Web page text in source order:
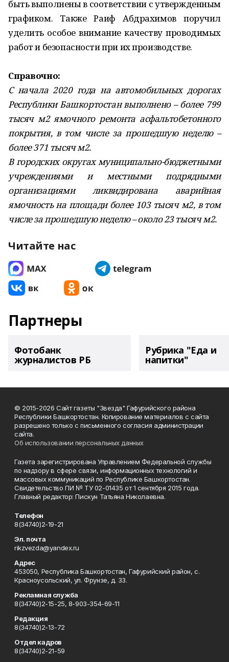
быть выполнены в соответствии с утвержденным
графиком. Также Раиф Абдрахимов поручил
уделить особое внимание качеству проводимых
работ и безопасности при их производстве.
Справочно:
С начала 2020 года на автомобильных дорогах
Республики Башкортостан выполнено – более 799
тысяч м2 ямочного ремонта асфальтобетонного
покрытия, в том числе за прошедшую неделю –
более 371 тысяч м2.
В городских округах муниципально-бюджетными
учреждениями и местными подрядными
организациями ликвидирована аварийная
ямочность на площади более 103 тысяч м2, в том
числе за прошедшую неделю – около 23 тысяч м2.
Читайте нас
Партнеры
Фотобанк
журналистов РБ
Рубрика "Еда и
напитки"
© 2015-2026 Сайт газеты "Звезда" Гафурийского района
Республики Башкортостан. Копирование материалов с сайта
разрешено только с письменного согласия администрации
сайта.
Об использовании персональных данных
Газета зарегистрирована Управлением Федеральной службы
по надзору в сфере связи, информационных технологий и
массовых коммуникаций по Республике Башкортостан.
Свидетельство ПИ № ТУ 02-01435 от 1 сентября 2015 года.
Главный редактор: Пискун Татьяна Николаевна.
Телефон
8(34740)2-19-21
Эл. почта
rikzvezda@yandex.ru
Адрес
453050, Республика Башкортостан, Гафурийский район, с.
Красноусольский, ул. Фрунзе, д. 33.
Рекламная служба
8(34740)2-15-25, 8-903-354-69-11
Редакция
8(34740)2-13-72
Отдел кадров
8(34740)2-21-59